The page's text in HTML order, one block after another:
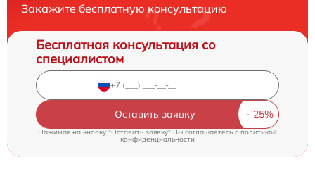
Закажите бесплатную консультацию
Бесплатная консультация со
специалистом
Оставить заявку
Нажимая на кнопку "Оставить заявку" Вы соглашаетесь cполитикой
конфиденциальности